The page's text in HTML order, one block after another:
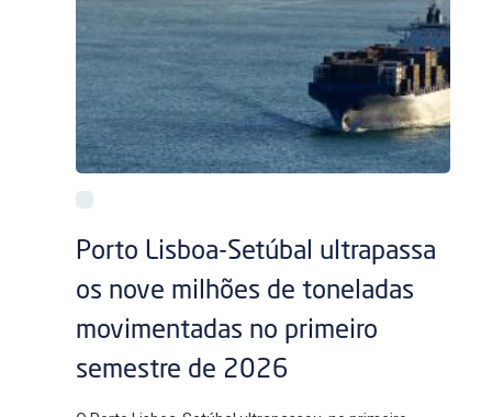
Porto Lisboa-Setúbal ultrapassa
os nove milhões de toneladas
movimentadas no primeiro
semestre de 2026